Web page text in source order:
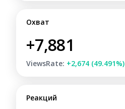
Охват
+7,881
ViewsRate: +2,674 (49.491%)
Реакций